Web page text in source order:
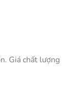
Giá chất lượng